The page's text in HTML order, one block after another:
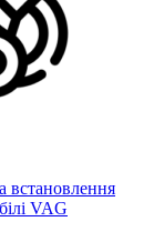
встановлення
VAG